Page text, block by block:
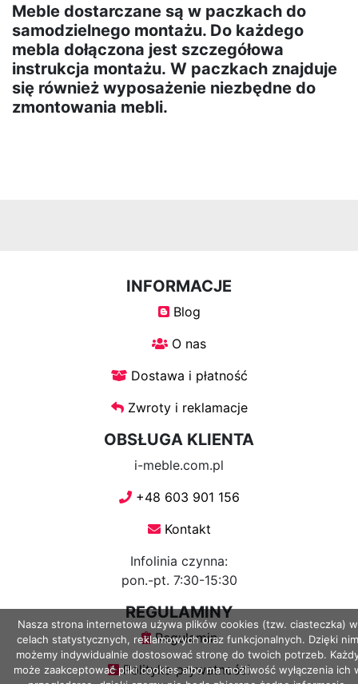
Biurka
Biurka
drewniane
drewna
Witryny
Meble dostarczane są w paczkach do
samodzielnego montażu. Do każdego
mebla dołączona jest szczegółowa
instrukcja montażu. W paczkach znajduje
się również wyposażenie niezbędne do
zmontowania mebli.
INFORMACJE
Blog
O nas
Dostawa i płatność
Zwroty i reklamacje
OBSŁUGA KLIENTA
i-meble.com.pl
+48 603 901 156
Kontakt
Infolinia czynna:
pon.-pt. 7:30-15:30
REGULAMINY
Regulamin
Polityka prywatności
Nasza strona internetowa używa plików cookies (tzw. ciasteczka) w
celach statystycznych, reklamowych oraz funkcjonalnych. Dzięki nim
możemy indywidualnie dostosować stronę do twoich potrzeb.
może zaakceptować pliki cookies albo ma możliwość wyłączenia ich